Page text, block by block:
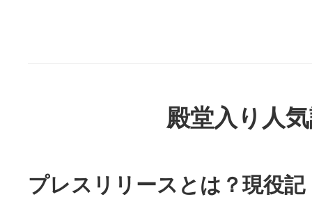
殿堂入り人
プレスリリースとは？現役記